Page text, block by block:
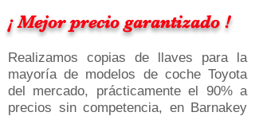
¡ Mejor precio garantizado !
Realizamos copias de llaves para la
mayoría de modelos de coche Toyota
del mercado, prácticamente el 90% a
precios sin competencia, en Barnakey